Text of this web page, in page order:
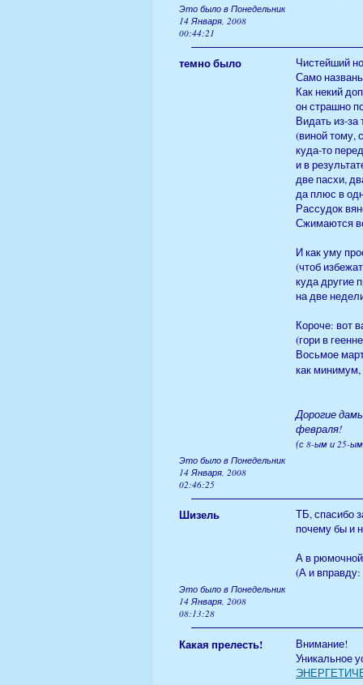
Это было в Понедельник
14 Января, 2008
00:44:21
темно было
Чистейший
Само
Как некий
он страшно
Видать из-за
(виной тому,
куда-то
и в
две пасхи,
да плюс в
Рассудок
Сжимаются
И как уму
(чтоб
куда другие
на две
Короче: вот
(гори в
Восьмое
как минимум,
Дорогие
февраля!
(с 8-ым и 25-
Это было в Понедельник
14 Января, 2008
02:46:25
Шизель
ТБ, спасибо
почему бы и
А в рюмочной
(А и вправду:
Это было в Понедельник
14 Января, 2008
08:13:28
Какая прелесть!
Внимание!
Уникальное